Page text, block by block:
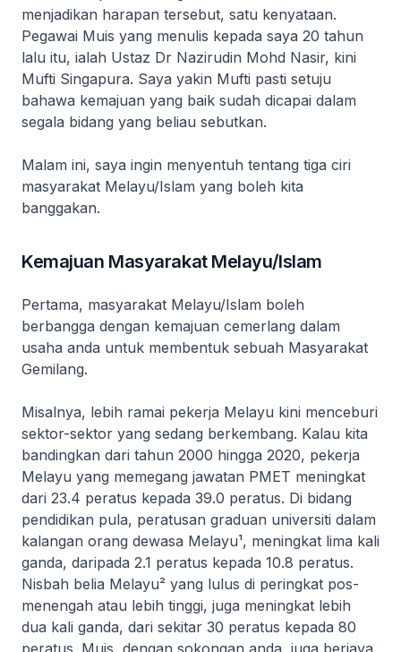
menjadikan harapan tersebut, satu kenyataan.
Pegawai Muis yang menulis kepada saya 20 tahun
lalu itu, ialah Ustaz Dr Nazirudin Mohd Nasir, kini
Mufti Singapura. Saya yakin Mufti pasti setuju
bahawa kemajuan yang baik sudah dicapai dalam
segala bidang yang beliau sebutkan.
Malam ini, saya ingin menyentuh tentang tiga ciri
masyarakat Melayu/Islam yang boleh kita
banggakan.
Kemajuan Masyarakat Melayu/Islam
Pertama, masyarakat Melayu/Islam boleh
berbangga dengan kemajuan cemerlang dalam
usaha anda untuk membentuk sebuah Masyarakat
Gemilang.
Misalnya, lebih ramai pekerja Melayu kini menceburi
sektor-sektor yang sedang berkembang. Kalau kita
bandingkan dari tahun 2000 hingga 2020, pekerja
Melayu yang memegang jawatan PMET meningkat
dari 23.4 peratus kepada 39.0 peratus. Di bidang
pendidikan pula, peratusan graduan universiti dalam
kalangan orang dewasa Melayu¹, meningkat lima kali
ganda, daripada 2.1 peratus kepada 10.8 peratus.
Nisbah belia Melayu² yang lulus di peringkat pos-
menengah atau lebih tinggi, juga meningkat lebih
dua kali ganda, dari sekitar 30 peratus kepada 80
peratus. Muis, dengan sokongan anda, juga berjaya